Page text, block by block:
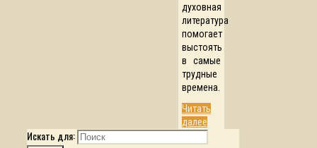
духовная
литература
помогает
выстоять
в самые
трудные
времена.
Читать
далее
Искать для: